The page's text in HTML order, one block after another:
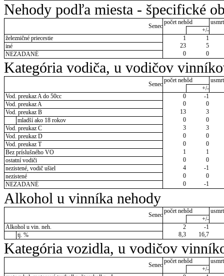
Nehody podľa miesta - špecifické
Senec
počet nehôd
+/-
železničné priecestie
1
1
iné
23
5
NEZADANÉ
0 0
Kategória vodiča, u vodičov
Senec
počet nehôd
+/-
Vod. preukaz A do 50cc
0
-1
Vod. preukaz A
0
0
Vod. preukaz B
13
3
mladší ako 18 rokov
0
0
Vod. preukaz C
3
3
Vod. preukaz D
0
0
Vod. preukaz T
0
0
Bez príslušného VO
1
1
ostatní vodiči
0
0
nezistené, vodič ušiel
4
-1
nezistené
0
0
NEZADANÉ
0 -1
Alkohol u vinníka nehody
Senec
počet nehôd
+/-
Alkohol u vin. neh.
2
-1
tj. %
8,3 16,7
Kategória vozidla, u vodičov
Senec
počet nehôd
+/-